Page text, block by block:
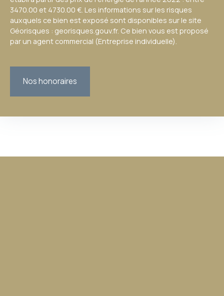
3470.00 et 4730.00 €. Les informations sur les risques
auxquels ce bien est exposé sont disponibles sur le site
Géorisques : georisques.gouv.fr. Ce bien vous est proposé
par un agent commercial (Entreprise individuelle).
Nos honoraires